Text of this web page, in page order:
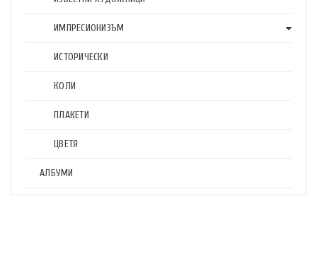
ИМПРЕСИОНИЗЪМ
ИСТОРИЧЕСКИ
КОЛИ
ПЛАКЕТИ
ЦВЕТЯ
АЛБУМИ